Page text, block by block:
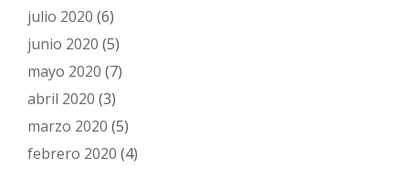
julio 2020 (6)
junio 2020 (5)
mayo 2020 (7)
abril 2020 (3)
marzo 2020 (5)
febrero 2020 (4)